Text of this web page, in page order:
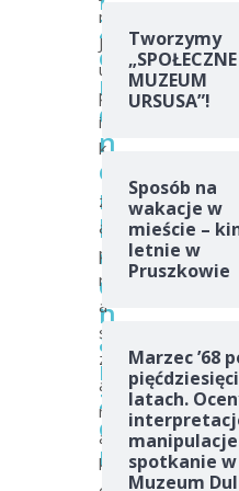
Z
e
n
o
n
e
m
B
e
d
n
a
r
z
e
m
m
J
u
p
i
k
z
a
p
r
a
s
z
a
n
a
k
Tworzymy
„SPOŁECZNE
MUZEUM
URSUSA”!
Sposób na
wakacje w
mieście –
letnie w
Pruszkowie
Marzec ’68
latach.
spotkanie w
Muzeum